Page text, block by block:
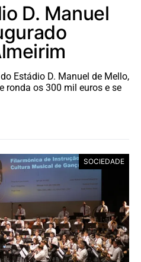
D. Manuel
Estádio D. Manuel de Mello,
ronda os 300 mil euros e se
SOCIEDADE